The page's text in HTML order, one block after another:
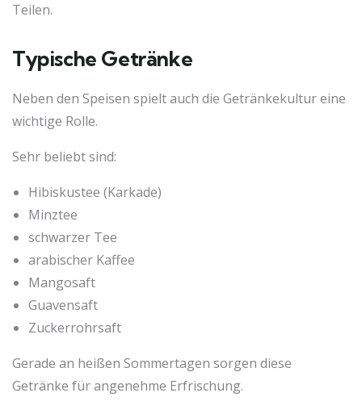
Teilen.
Typische Getränke
Neben den Speisen spielt auch die Getränkekultur eine
wichtige Rolle.
Sehr beliebt sind:
Hibiskustee (Karkade)
Minztee
schwarzer Tee
arabischer Kaffee
Mangosaft
Guavensaft
Zuckerrohrsaft
Gerade an heißen Sommertagen sorgen diese
Getränke für angenehme Erfrischung.